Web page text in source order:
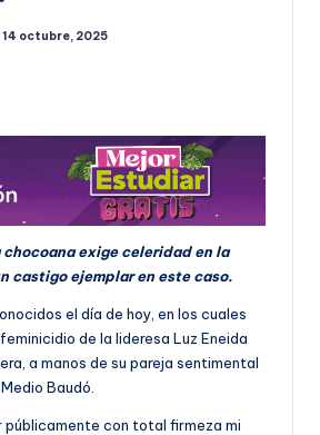
14 octubre, 2025
exige celeridad en la
castigo ejemplar en este caso.
el día de hoy, en los cuales
de la lideresa Luz Eneida
a manos de su pareja sentimental
Baudó.
públicamente con total firmeza mi